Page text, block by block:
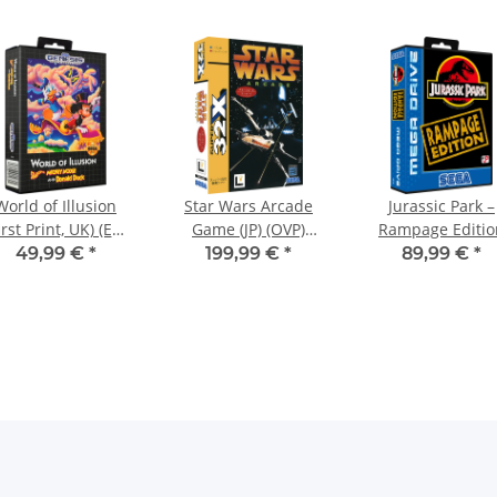
of Illusion
Print, UK) (EU)
(neuwertiger
49,99 € *
Star Wars Arcade
Game (JP) (OVP)
(neuwertiger
199,99 € *
Jurassic Park –
Rampage
(EU) (OVP)
89,99 € *